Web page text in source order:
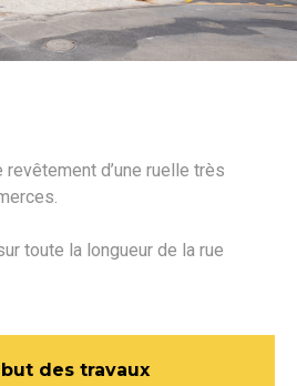
d’une ruelle très
toute la longueur de la rue
des travaux